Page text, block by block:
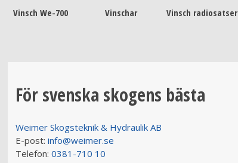
Vinsch We-700 Vinschar Vinsch radiosatser
För svenska skogens bästa
Weimer Skogsteknik & Hydraulik AB
E-post: info@weimer.se
Telefon: 0381-710 10